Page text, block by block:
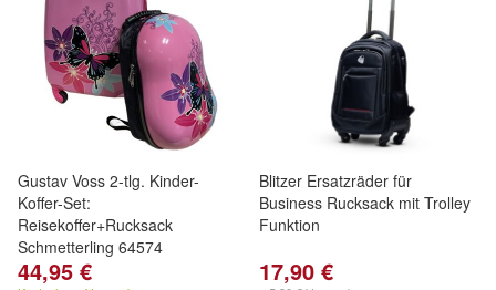
Gustav Voss 2-tlg. Kinder-
Koffer-Set:
Reisekoffer+Rucksack
Schmetterling 64574
44,95 €
Blitzer Ersatzräder für
Business Rucksack mit Trolley
Funktion
17,90 €